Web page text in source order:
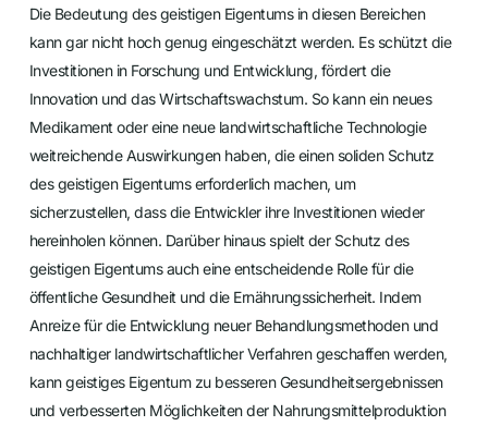
Die Bedeutung des geistigen Eigentums in diesen Bereichen
kann gar nicht hoch genug eingeschätzt werden. Es schützt die
Investitionen in Forschung und Entwicklung, fördert die
Innovation und das Wirtschaftswachstum. So kann ein neues
Medikament oder eine neue landwirtschaftliche Technologie
weitreichende Auswirkungen haben, die einen soliden Schutz
des geistigen Eigentums erforderlich machen, um
sicherzustellen, dass die Entwickler ihre Investitionen wieder
hereinholen können. Darüber hinaus spielt der Schutz des
geistigen Eigentums auch eine entscheidende Rolle für die
öffentliche Gesundheit und die Ernährungssicherheit. Indem
Anreize für die Entwicklung neuer Behandlungsmethoden und
nachhaltiger landwirtschaftlicher Verfahren geschaffen werden,
kann geistiges Eigentum zu besseren Gesundheitsergebnissen
und verbesserten Möglichkeiten der Nahrungsmittelproduktion